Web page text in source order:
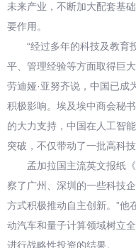
未来产业，不断加大配套基
要作用。
“经过多年的科技及教育
平、管理经验等方面取得巨
劳迪娅·亚努齐说，中国已成
积极影响。埃及埃中商会秘
的大力支持，中国在人工智
突破，不仅带动了一批高科
孟加拉国主流英文报纸
察了广州、深圳的一些科技
方式积极推动自主创新。”他
动汽车和量子计算领域树立
进行战略性投资的结果。